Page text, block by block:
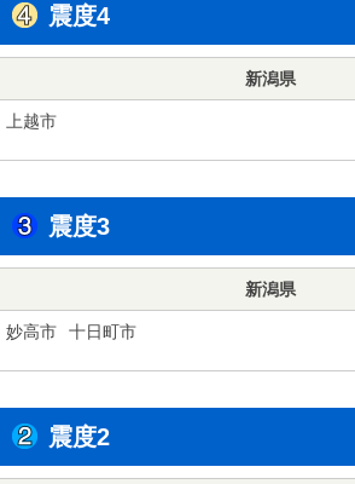
震度4
新潟県
上越市
震度3
新潟県
妙高市 十日町市
震度2